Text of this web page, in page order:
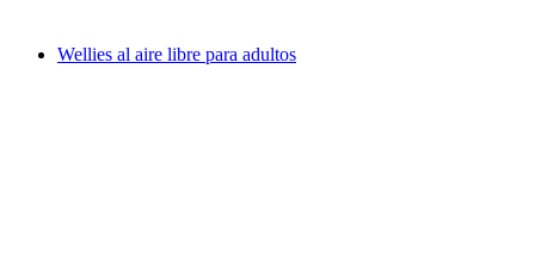
Wellies al aire libre para adultos